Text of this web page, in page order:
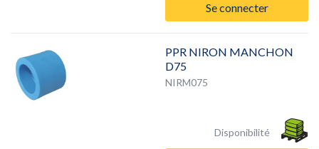
Se connecter
PPR NIRON MANCHON
D75
NIRM075
Disponibilité